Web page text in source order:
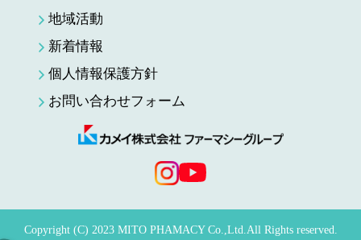
地域活動
新着情報
個人情報保護方針
お問い合わせフォーム
Copyright (C) 2023 MITO PHAMACY Co.,Ltd.All Rights reserved.